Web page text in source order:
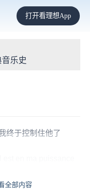
打开看理想App
乐史
终于控制住他了
全部内容